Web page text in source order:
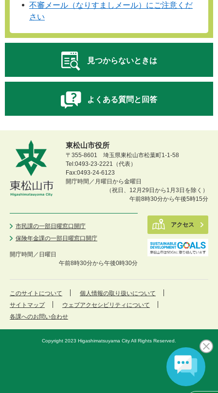
不審メール（なりすましメール）にご注意くだ
さい
見つからないときは
よくある質問と回答
東松山市役所
〒355-8601 埼玉県東松山市松葉町1-1-58
Tel:0493-23-2221（代表）
Fax:0493-24-6123
開庁時間／月曜日から金曜日
（祝日、12月29日から1月3日を除く）
午前8時30分から午後5時15分
市民課の一部日曜窓口開庁
保険年金課の一部日曜窓口開庁
開庁時間／ 日曜日
午前8時30分から午後0時30分
アクセス
このサイトについて
個人情報の取り扱いについて
サイトマップ
ウェブアクセシビリティについて
各課へのお問い合わせ
Copyright 2023 Higashimatsuyama City All Rights Reserved.